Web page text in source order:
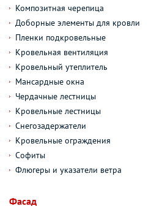
Композитная черепица
Доборные элементы для кровли
Пленки подкровельные
Кровельная вентиляция
Кровельный утеплитель
Мансардные окна
Чердачные лестницы
Кровельные лестницы
Снегозадержатели
Кровельные ограждения
Софиты
Флюгеры и указатели ветра
Фасад